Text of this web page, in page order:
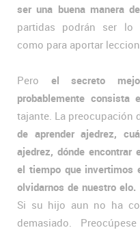
ser una buena manera
partidas podrán ser lo
como para aportar
Pero el secreto
probablemente consista
tajante. La preocupación
de aprender ajedrez,
ajedrez, dónde encontrar
el tiempo que invertimos
olvidarnos de nuestro elo.
Si su hijo aun no ha
demasiado.